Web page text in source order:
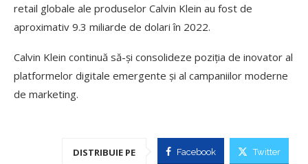
retail globale ale produselor Calvin Klein au fost de
aproximativ 9.3 miliarde de dolari în 2022.
Calvin Klein continuă să-și consolideze poziția de inovator al
platformelor digitale emergente și al campaniilor moderne
de marketing.
DISTRIBUIE PE Facebook Twitter